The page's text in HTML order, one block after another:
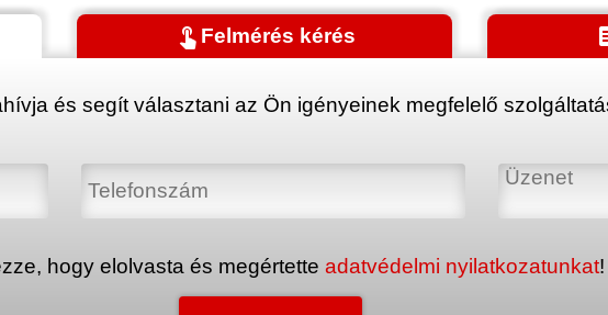
touch_app Felmérés kérés
és segít választani az Ön igényeinek megfelelő
hogy elolvasta és megértette adatvédelmi nyilatkozatunkat!